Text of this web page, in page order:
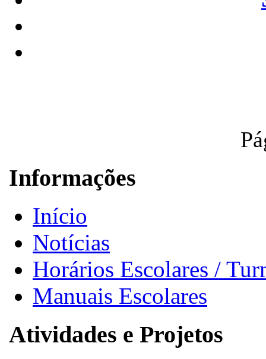
Informações
Início
Notícias
Horários Escolares /
Manuais Escolares
Atividades e Projetos